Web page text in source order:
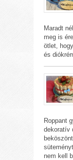
Maradt
meg is
ötlet,
és
Roppant
dekoratív
nem kell